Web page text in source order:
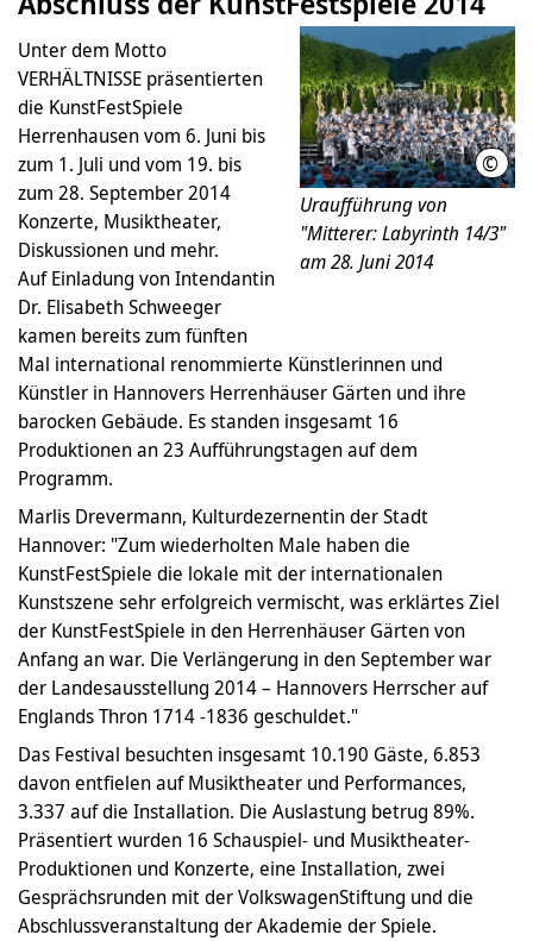
©
Uraufführung von
"Mitterer: Labyrinth 14/3"
am 28. Juni 2014
Unter dem Motto
VERHÄLTNISSE präsentierten
die KunstFestSpiele
Herrenhausen vom 6. Juni bis
zum 1. Juli und vom 19. bis
zum 28. September 2014
Konzerte, Musiktheater,
Diskussionen und mehr.
Auf Einladung von Intendantin
Dr. Elisabeth Schweeger
kamen bereits zum fünften
Mal international renommierte Künstlerinnen und
Künstler in Hannovers Herrenhäuser Gärten und ihre
barocken Gebäude. Es standen insgesamt 16
Produktionen an 23 Aufführungstagen auf dem
Programm.
Marlis Drevermann, Kulturdezernentin der Stadt
Hannover: "Zum wiederholten Male haben die
KunstFestSpiele die lokale mit der internationalen
Kunstszene sehr erfolgreich vermischt, was erklärtes Ziel
der KunstFestSpiele in den Herrenhäuser Gärten von
Anfang an war. Die Verlängerung in den September war
der Landesausstellung 2014 – Hannovers Herrscher auf
Englands Thron 1714 -1836 geschuldet."
Das Festival besuchten insgesamt 10.190 Gäste, 6.853
davon entfielen auf Musiktheater und Performances,
3.337 auf die Installation. Die Auslastung betrug 89%.
Präsentiert wurden 16 Schauspiel- und Musiktheater-
Produktionen und Konzerte, eine Installation, zwei
Gesprächsrunden mit der VolkswagenStiftung und die
Abschlussveranstaltung der Akademie der Spiele.